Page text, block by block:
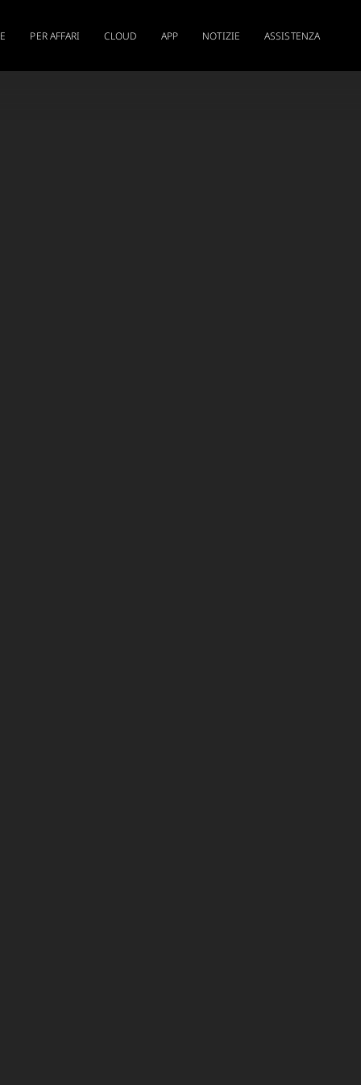
PER AFFARI CLOUD APP NOTIZIE ASSISTENZA